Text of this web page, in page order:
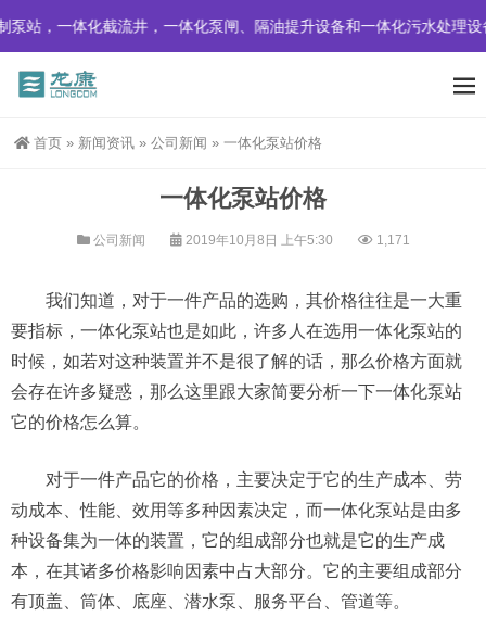
站，一体化截流井，一体化泵闸、隔油提升设备和一体化污水处理设
首页 » 新闻资讯 » 公司新闻 » 一体化泵站价格
一体化泵站价格
公司新闻 2019年10月8日 上午5:30 1,171
我们知道，对于一件产品的选购，其价格往往是一大重
要指标，一体化泵站也是如此，许多人在选用一体化泵站的
时候，如若对这种装置并不是很了解的话，那么价格方面就
会存在许多疑惑，那么这里跟大家简要分析一下一体化泵站
它的价格怎么算。
对于一件产品它的价格，主要决定于它的生产成本、劳
动成本、性能、效用等多种因素决定，而一体化泵站是由多
种设备集为一体的装置，它的组成部分也就是它的生产成
本，在其诸多价格影响因素中占大部分。它的主要组成部分
有顶盖、筒体、底座、潜水泵、服务平台、管道等。